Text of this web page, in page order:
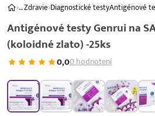
›…Zdravie›Diagnostické testyAntigénové
Antigénové testy Genrui na
(koloidné zlato) -25ks
0,00 hodnotení
Úrok
17,99 %
p.a.